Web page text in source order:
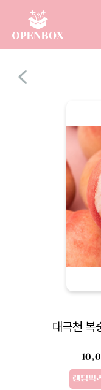
대극천
랜덤박